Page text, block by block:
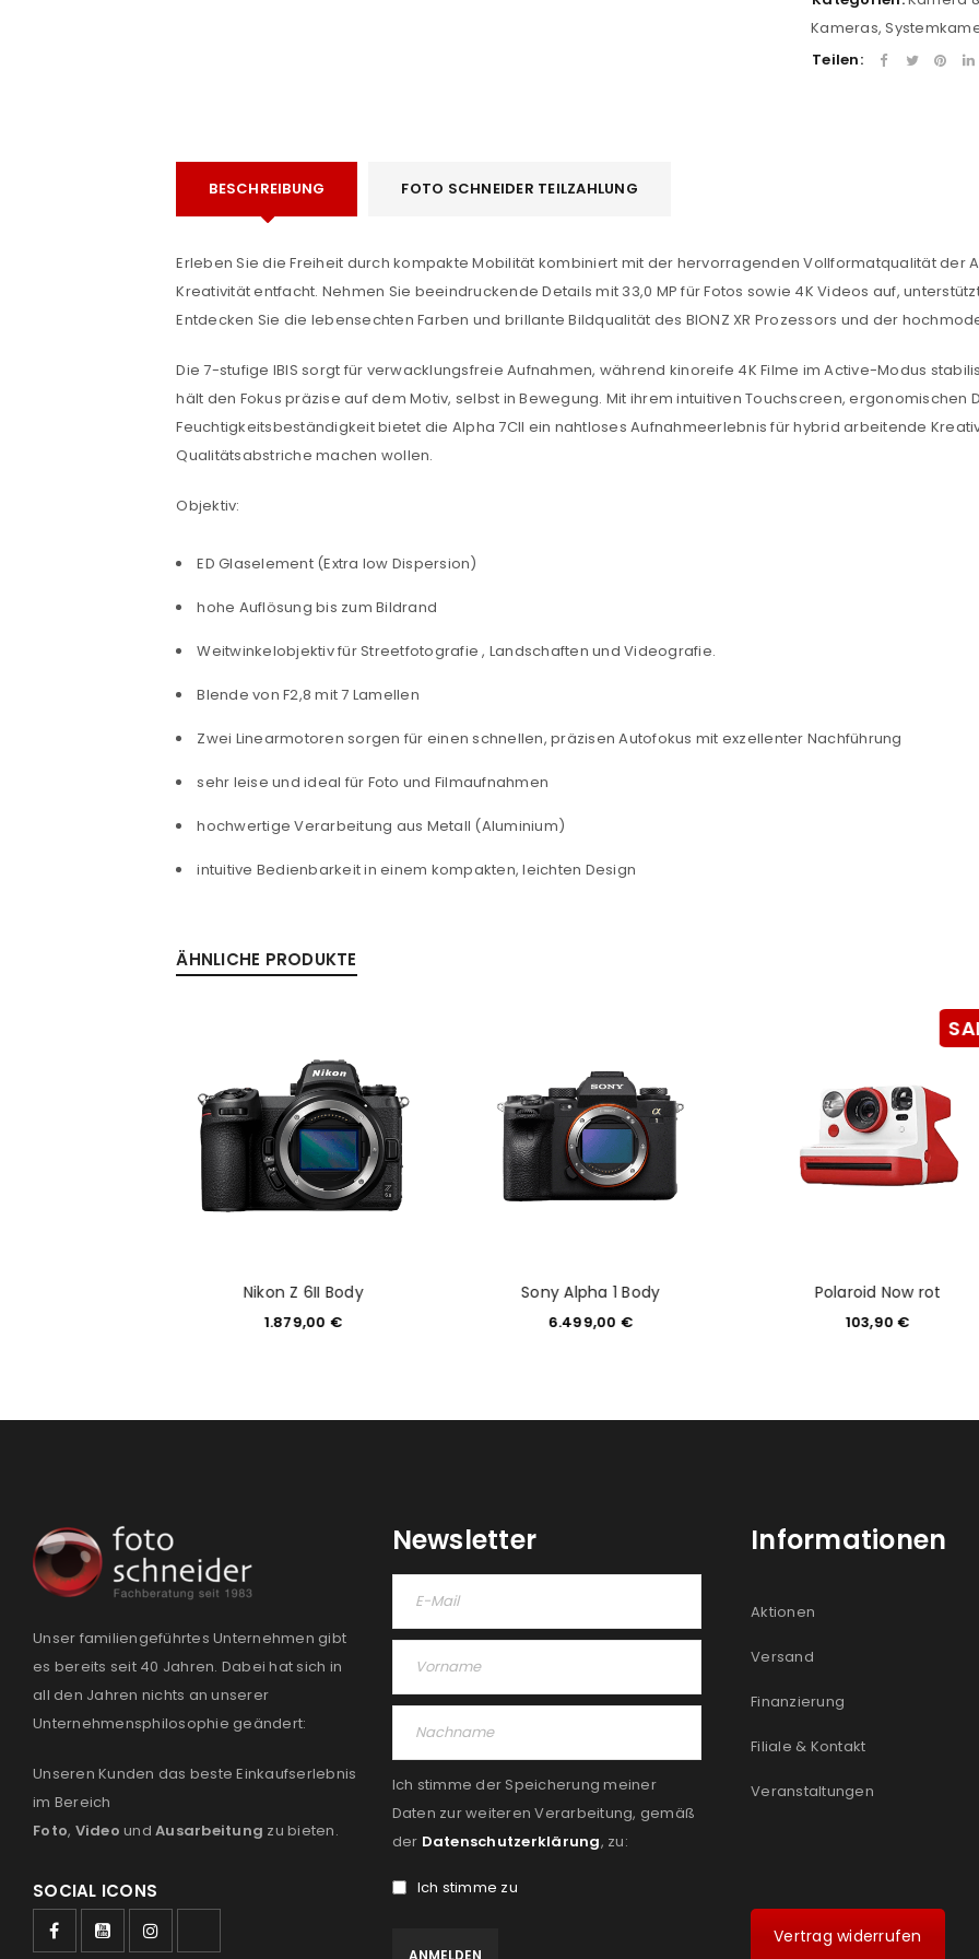
Benutzername oder E-Mail-Adresse
Passwort*
PASSWORT VERGESSEN?
NEWSLETTER ABONNIEREN
Kameras,
Teilen:
BESCHREIBUNG FOTO SCHNEIDER TEILZAHLUNG
Erleben Sie die Freiheit durch kompakte Mobilität kombiniert mit der hervorragenden Vollformatqualität der
Kreativität entfacht. Nehmen Sie beeindruckende Details mit 33,0 MP für Fotos sowie 4K Videos auf,
Entdecken Sie die lebensechten Farben und brillante Bildqualität des BIONZ XR Prozessors und der
Die 7-stufige IBIS sorgt für verwacklungsfreie Aufnahmen, während kinoreife 4K Filme im Active-Modus
hält den Fokus präzise auf dem Motiv, selbst in Bewegung. Mit ihrem intuitiven Touchscreen, ergonomischen
Feuchtigkeitsbeständigkeit bietet die Alpha 7CII ein nahtloses Aufnahmeerlebnis für hybrid arbeitende
Qualitätsabstriche machen wollen.
Objektiv:
ED Glaselement (Extra low Dispersion)
hohe Auflösung bis zum Bildrand
Weitwinkelobjektiv für Streetfotografie , Landschaften und Videografie.
Blende von F2,8 mit 7 Lamellen
Zwei Linearmotoren sorgen für einen schnellen, präzisen Autofokus mit exzellenter Nachführung
sehr leise und ideal für Foto und Filmaufnahmen
hochwertige Verarbeitung aus Metall (Aluminium)
intuitive Bedienbarkeit in einem kompakten, leichten Design
ÄHNLICHE PRODUKTE
Nikon Z 6II Body
1.879,00 €
Sony Alpha 1 Body
6.499,00 €
Polaroid Now rot
103,90€
Unser familiengeführtes Unternehmen gibt
es bereits seit 40 Jahren. Dabei hat sich in
all den Jahren nichts an unserer
Unternehmensphilosophie geändert:
Unseren Kunden das beste Einkaufserlebnis
im Bereich
Foto, Video und Ausarbeitung zu bieten.
SOCIAL ICONS
Newsletter
Ich stimme der Speicherung meiner
Daten zur weiteren Verarbeitung, gemäß
der Datenschutzerklärung, zu:
Ich stimme zu
Informationen
Aktionen
Versand
Finanzierung
Filiale & Kontakt
Veranstaltungen
Vertrag widerrufen